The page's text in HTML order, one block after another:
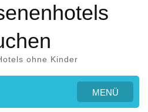
ohne Kinder
MENÜ